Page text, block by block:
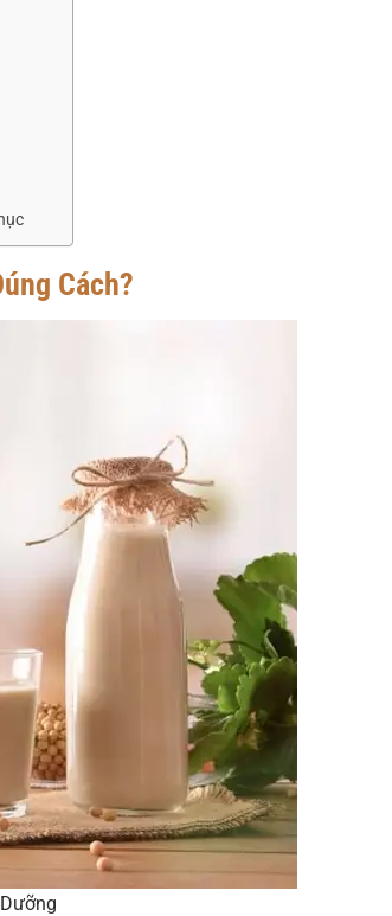
Cách?